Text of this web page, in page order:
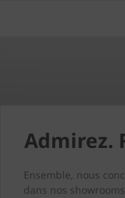
Admirez.
Ensemble, nous
dans nos